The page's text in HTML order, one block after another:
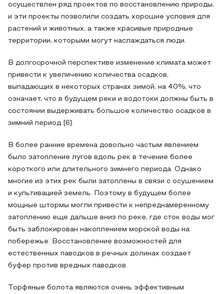
осуществлен ряд проектов по восстановлению природы,
и эти проекты позволили создать хорошие условия для
растений и животных, а также красивые природные
территории, которыми могут наслаждаться люди.
В долгосрочной перспективе изменение климата может
привести к увеличению количества осадков,
выпадающих в некоторых странах зимой, на 40%, что
означает, что в будущем реки и водотоки должны быть в
состоянии выдерживать большое количество осадков в
зимний период [6].
В более ранние времена довольно частым явлением
было затопление лугов вдоль рек в течение более
короткого или длительного зимнего периода. Однако
многие из этих рек были затоплены в связи с осушением
и культивацией земель. Поэтому в будущем более
мощные штормы могли привести к непреднамеренному
затоплению еще дальше вниз по реке, где сток воды мог
быть заблокирован накоплением морской воды на
побережье. Восстановление возможностей для
естественных паводков в речных долинах создает
буфер против вредных паводков.
Торфяные болота являются очень эффективным